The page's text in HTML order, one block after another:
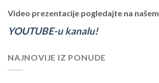
Video prezentacije pogledajte na našem
YOUTUBE-u kanalu!
NAJNOVIJE IZ PONUDE